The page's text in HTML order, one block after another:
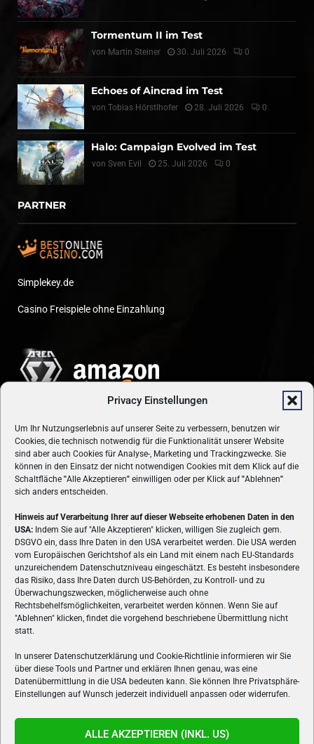
Privacy Einstellungen
Um Ihr Nutzungserlebnis auf unserer Seite zu verbessern, benutzen wir
Cookies, die technisch notwendig für die Funktionalität unserer Website
sind aber auch Cookies für Analyse-, Marketing und Trackingzwecke. Sie
können in den Einsatz der nicht notwendigen Cookies mit dem Klick auf die
Schaltfläche "Alle Akzeptieren" einwilligen oder per Klick auf"Ablehnen"
sich anders entscheiden.
Hinweis auf Verarbeitung Ihrer auf dieser Webseite erhobenen Daten in den
USA: Indem Sie auf "Alle Akzeptieren" klicken, willigen Sie zugleich gem.
DSGVO ein, dass Ihre Daten in den USA verarbeitet werden. Die USA werden
vom Europäischen Gerichtshof als ein Land mit einem nach EU-Standards
unzureichendem Datenschutzniveau eingeschätzt. Es besteht insbesondere
das Risiko, dass Ihre Daten durch US-Behörden, zu Kontroll- und zu
Überwachungszwecken, möglicherweise auch ohne
Rechtsbehelfsmöglichkeiten, verarbeitet werden können. Wenn Sie auf
"Ablehnen" klicken, findet die vorgehend beschriebene Übermittlung nicht
statt.
In unserer Datenschutzerklärung und Cookie-Richtlinie informieren wir Sie
über diese Tools und Partner und erklären Ihnen genau, was eine
Datenübermittlung in die USA bedeuten kann. Sie können Ihre Privatsphäre-
Einstellungen auf Wunsch jederzeit individuell anpassen oder widerrufen.
ALLE AKZEPTIEREN (INKL. US)
Tormentum II im Test
von Martin Steiner 30. Juli 2026 0
Echoes of Aincrad im Test
von Tobias Hörstlhofer 28. Juli 2026 0
Halo: Campaign Evolved im Test
von Sven Evil 25. Juli 2026 0
PARTNER
Simplekey.de
Casino Freispiele ohne Einzahlung
ÜBER UNS
VON GAMERN, FÜR GAMER! Gamers.at ist das älteste Online-
Spielemagazin Österreichs und bringt täglich aktuelle News,
Reviews und Videos zu PC- und Konsolenspielen, Gaming-
Hardware und aus der Welt des e-Sport's.
FOLGE UNS